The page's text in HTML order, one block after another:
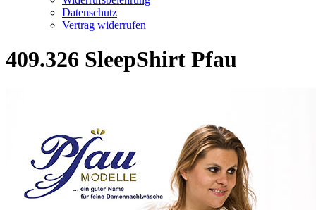
Datenschutz
Vertrag widerrufen
409.326 SleepShirt Pfau